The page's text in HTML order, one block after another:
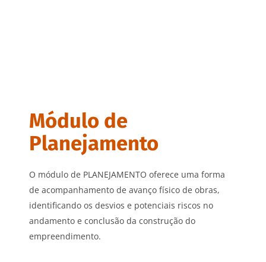
Módulo de
Planejamento
O módulo de PLANEJAMENTO oferece uma forma
de acompanhamento de avanço físico de obras,
identificando os desvios e potenciais riscos no
andamento e conclusão da construção do
empreendimento.